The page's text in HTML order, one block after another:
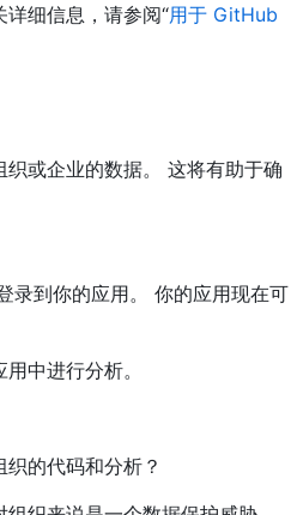
细信息，请参阅“用于 GitHub
或企业的数据。 这将有助于确
录到你的应用。 你的应用现在可
中进行分析。
织的代码和分析？